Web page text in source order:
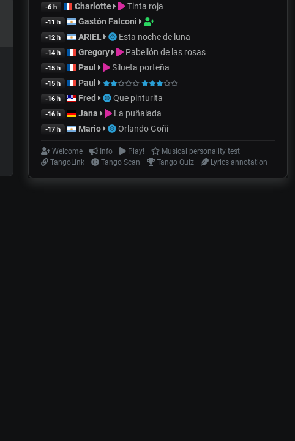
-6 h Charlotte Tinta roja
-11 h Gastón Falconi
-12 h ARIEL Esta noche de luna
-14 h Gregory Pabellón de las rosas
-15 h Paul Silueta porteña
-15 h Paul
-16 h Fred Que pinturita
-16 h Jana La puñalada
-17 h Mario Orlando Goñi
Welcome Info Play!
Musical personality test
TangoLink
Tango Scan Tango Quiz Lyrics annotation